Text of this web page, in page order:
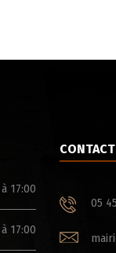
17:00
17:00
05